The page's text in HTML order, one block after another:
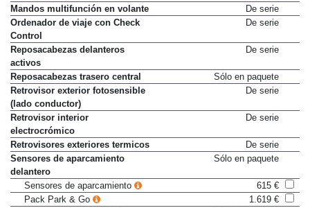
Luces diurnas LED
De serie
Mandos multifunción en volante
De serie
Ordenador de viaje con Check
Control
Reposacabezas delanteros
activos
Reposacabezas trasero central
Sólo en paquete
Retrovisor exterior fotosensible
(lado conductor)
Retrovisor interior
electrocrómico
Retrovisores exteriores termicos
De serie
Sensores de aparcamiento
delantero
Sensores de aparcamiento
615 €